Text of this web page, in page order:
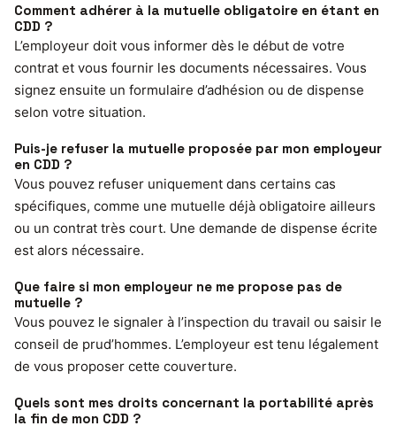
Comment adhérer à la mutuelle obligatoire en étant en
CDD ?
L’employeur doit vous informer dès le début de votre
contrat et vous fournir les documents nécessaires. Vous
signez ensuite un formulaire d’adhésion ou de dispense
selon votre situation.
Puis-je refuser la mutuelle proposée par mon employeur
en CDD ?
Vous pouvez refuser uniquement dans certains cas
spécifiques, comme une mutuelle déjà obligatoire ailleurs
ou un contrat très court. Une demande de dispense écrite
est alors nécessaire.
Que faire si mon employeur ne me propose pas de
mutuelle ?
Vous pouvez le signaler à l’inspection du travail ou saisir le
conseil de prud’hommes. L’employeur est tenu légalement
de vous proposer cette couverture.
Quels sont mes droits concernant la portabilité après
la fin de mon CDD ?